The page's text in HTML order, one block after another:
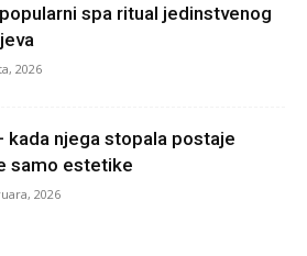
spa ritual jedinstvenog
2026
kada njega stopala postaje
samo estetike
2026